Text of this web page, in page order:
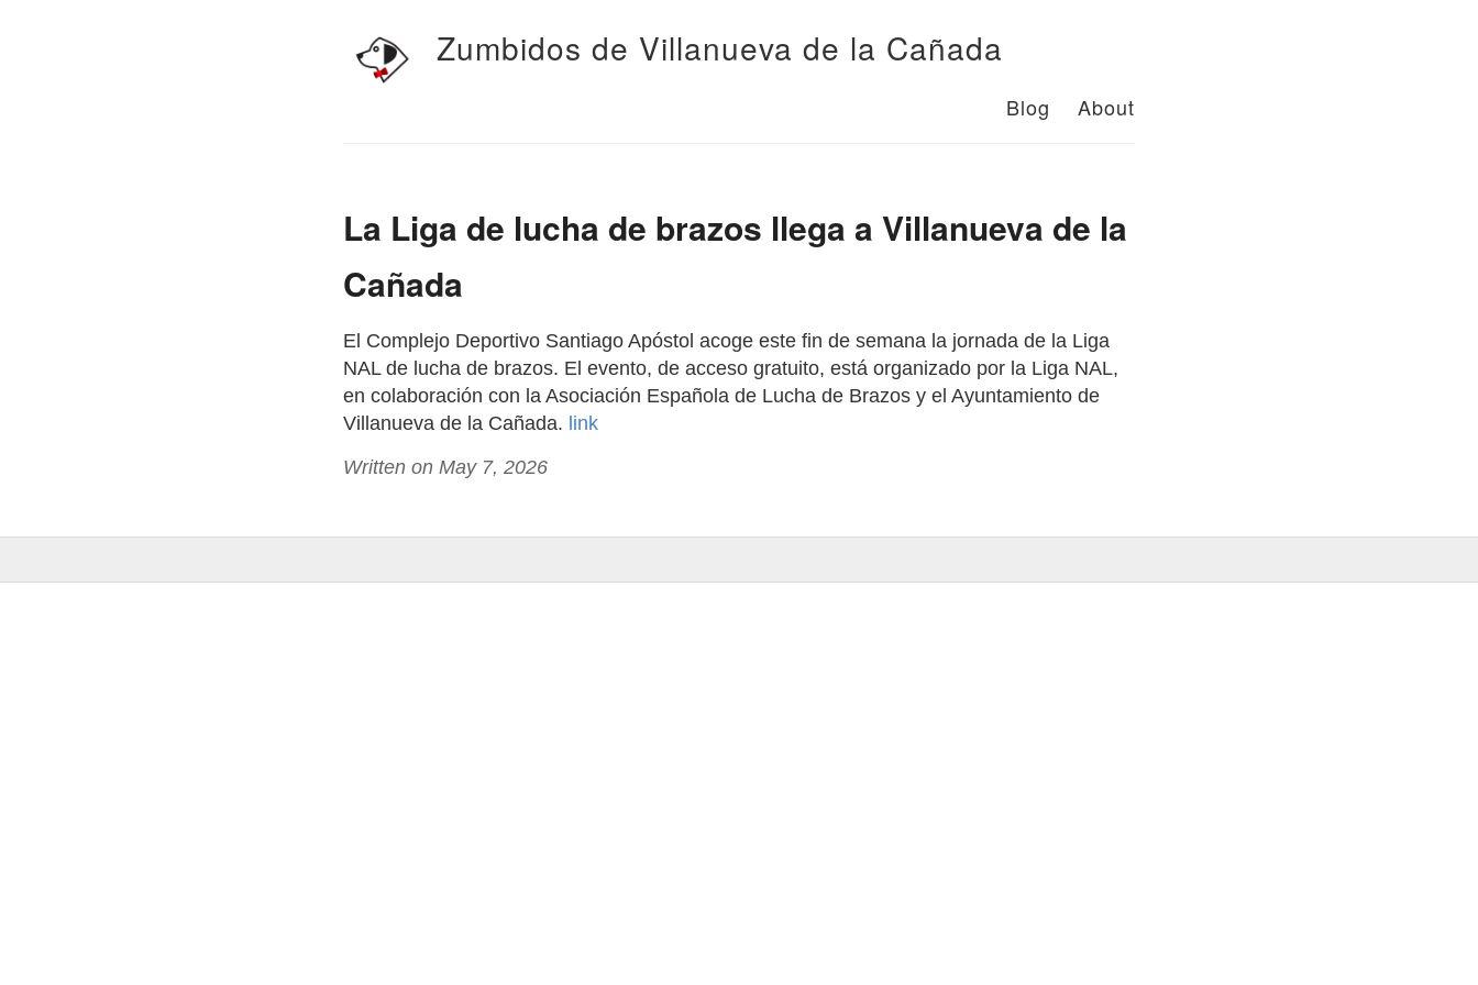
Zumbidos de Villanueva de la Cañada
Blog About
La Liga de lucha de brazos llega a Villanueva de la
Cañada
El Complejo Deportivo Santiago Apóstol acoge este fin de semana la jornada de la Liga
NAL de lucha de brazos. El evento, de acceso gratuito, está organizado por la Liga NAL,
en colaboración con la Asociación Española de Lucha de Brazos y el Ayuntamiento de
Villanueva de la Cañada. link
Written on May 7, 2026